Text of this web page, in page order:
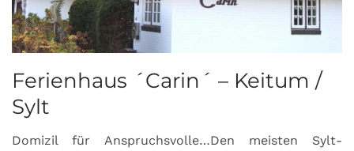
Ferienhaus ´Carin´ – Keitum /
Sylt
Domizil für Anspruchsvolle…Den meisten Sylt-